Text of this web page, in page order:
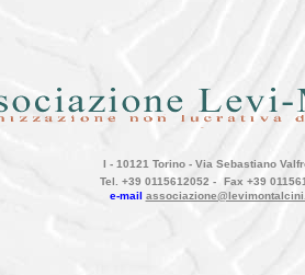
I - 10121 Torino - Via Sebastiano
Tel. +39 0115612052 -
Fax +39
e-mail